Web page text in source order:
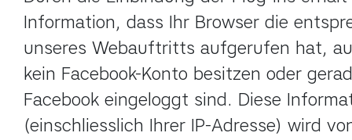
Information, dass Ihr Browser die
unseres Webauftritts aufgerufen hat,
kein Facebook-Konto besitzen oder
Facebook eingeloggt sind. Diese
(einschliesslich Ihrer IP-Adresse) wird